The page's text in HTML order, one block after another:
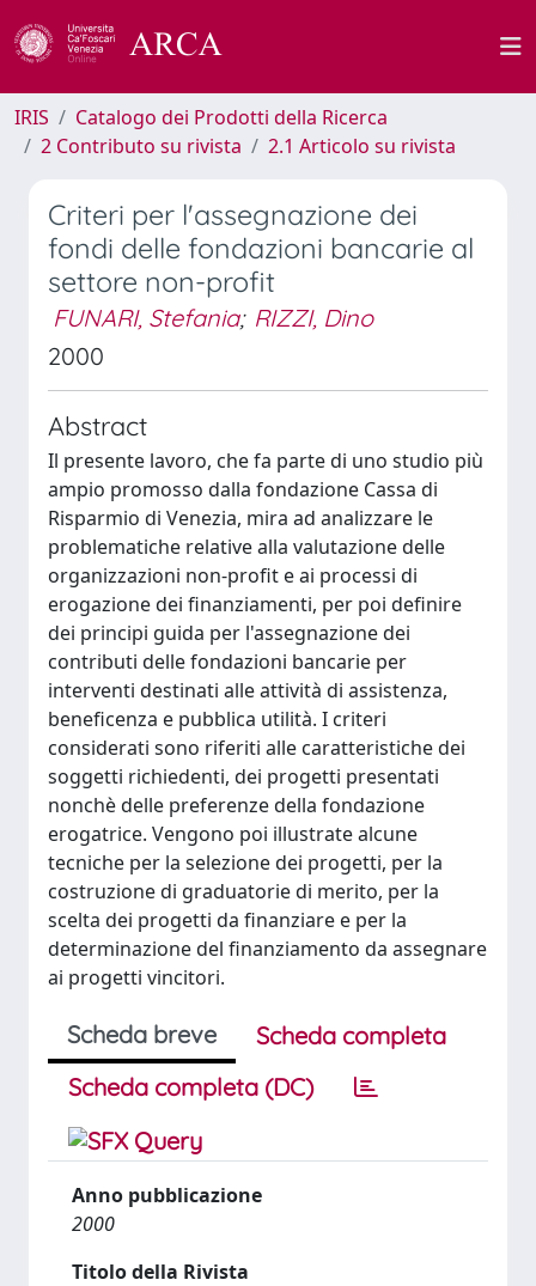
IRIS
Catalogo dei Prodotti della Ricerca
2 Contributo su rivista
2.1 Articolo su rivista
Criteri per l'assegnazione dei
fondi delle fondazioni bancarie al
settore non-profit
FUNARI, Stefania; RIZZI, Dino
2000
Abstract
Il presente lavoro, che fa parte di uno studio più
ampio promosso dalla fondazione Cassa di
Risparmio di Venezia, mira ad analizzare le
problematiche relative alla valutazione delle
organizzazioni non-profit e ai processi di
erogazione dei finanziamenti, per poi definire
dei principi guida per l'assegnazione dei
contributi delle fondazioni bancarie per
interventi destinati alle attività di assistenza,
beneficenza e pubblica utilità. I criteri
considerati sono riferiti alle caratteristiche dei
soggetti richiedenti, dei progetti presentati
nonchè delle preferenze della fondazione
erogatrice. Vengono poi illustrate alcune
tecniche per la selezione dei progetti, per la
costruzione di graduatorie di merito, per la
scelta dei progetti da finanziare e per la
determinazione del finanziamento da assegnare
ai progetti vincitori.
Scheda breve
Scheda completa
Scheda completa (DC)
Anno pubblicazione
2000
Titolo della Rivista